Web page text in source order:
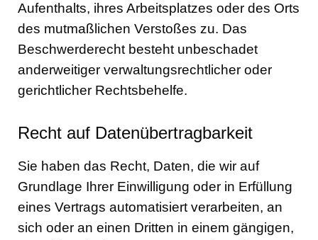
Aufenthalts, ihres Arbeitsplatzes oder des Orts
des mutmaßlichen Verstoßes zu. Das
Beschwerderecht besteht unbeschadet
anderweitiger verwaltungsrechtlicher oder
gerichtlicher Rechtsbehelfe.
Recht auf Datenübertragbarkeit
Sie haben das Recht, Daten, die wir auf
Grundlage Ihrer Einwilligung oder in Erfüllung
eines Vertrags automatisiert verarbeiten, an
sich oder an einen Dritten in einem gängigen,